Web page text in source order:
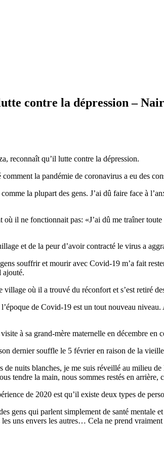
contre la dépression –
reconnaît qu’il lutte contre la dépression.
la pandémie de coronavirus a eu des
la plupart des gens. J’ai dû faire face à
il ne fonctionnait pas: «J’ai dû me traîner
et de la peur d’avoir contracté le virus a
souffrir et mourir avec Covid-19 m’a fait
ajouté.
où il a trouvé du réconfort et s’est retiré
l’époque de Covid-19 est un tout nouveau
à sa grand-mère maternelle en décembre
dernier souffle le 5 février en raison de la
de nuits blanches, je me suis réveillé au milieu
tendre la main, nous sommes restés en
de 2020 est qu’il existe deux types de
gens qui parlent simplement de santé
uns envers les autres… Cela ne prend